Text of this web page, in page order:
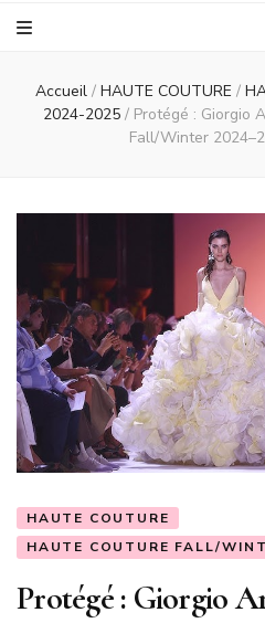
Accueil / HAUTE COUTURE /
2024-2025 / Protégé : Giorgio
Fall/Winter
HAUTE COUTURE
HAUTE COUTURE FALL/
Protégé : Giorgio